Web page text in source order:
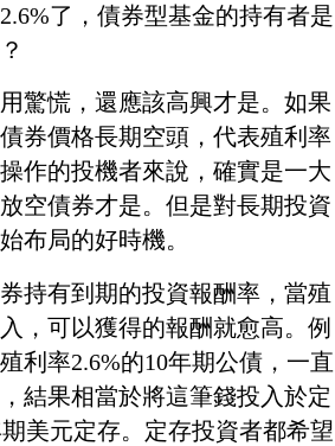
了，債券型基金的持有者是
驚慌，還應該高興才是。如果
券價格長期空頭，代表殖利率
作的投機者來說，確實是一大
空債券才是。但是對長期投資
布局的好時機。
持有到期的投資報酬率，當殖
，可以獲得的報酬就愈高。例
利率2.6%的10年期公債，一直
結果相當於將這筆錢投入於定
美元定存。定存投資者都希望